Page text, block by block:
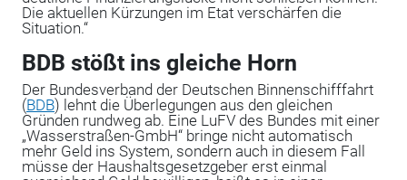
Die aktuellen Kürzungen im Etat verschärfen die
Situation.“
BDB stößt ins gleiche Horn
Der Bundesverband der Deutschen Binnenschifffahrt
(BDB) lehnt die Überlegungen aus den gleichen
Gründen rundweg ab. Eine LuFV des Bundes mit einer
„Wasserstraßen-GmbH“ bringe nicht automatisch
mehr Geld ins System, sondern auch in diesem Fall
müsse der Haushaltsgesetzgeber erst einmal